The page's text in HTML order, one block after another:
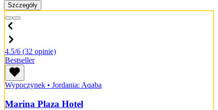
Szczegóły
4.5/6 (32 opinie)
Bestseller
Wypoczynek • Jordania: Aqaba
Marina Plaza Hotel